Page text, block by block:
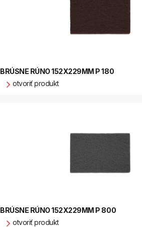
BRÚSNE RÚNO 152X229MM P 180
otvoriť produkt
BRÚSNE RÚNO 152X229MM P 800
otvoriť produkt